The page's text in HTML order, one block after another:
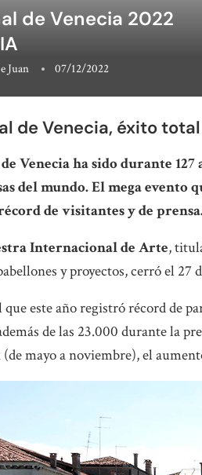
de Venecia 2022
Juan 07/12/2022
de Venecia, éxito total
Venecia ha sido durante
del mundo. El mega evento
de visitantes y de
Internacional de Arte,
y proyectos, cerró el 27
que este año registró récord de
de las 23.000 durante la
mayo a noviembre), el